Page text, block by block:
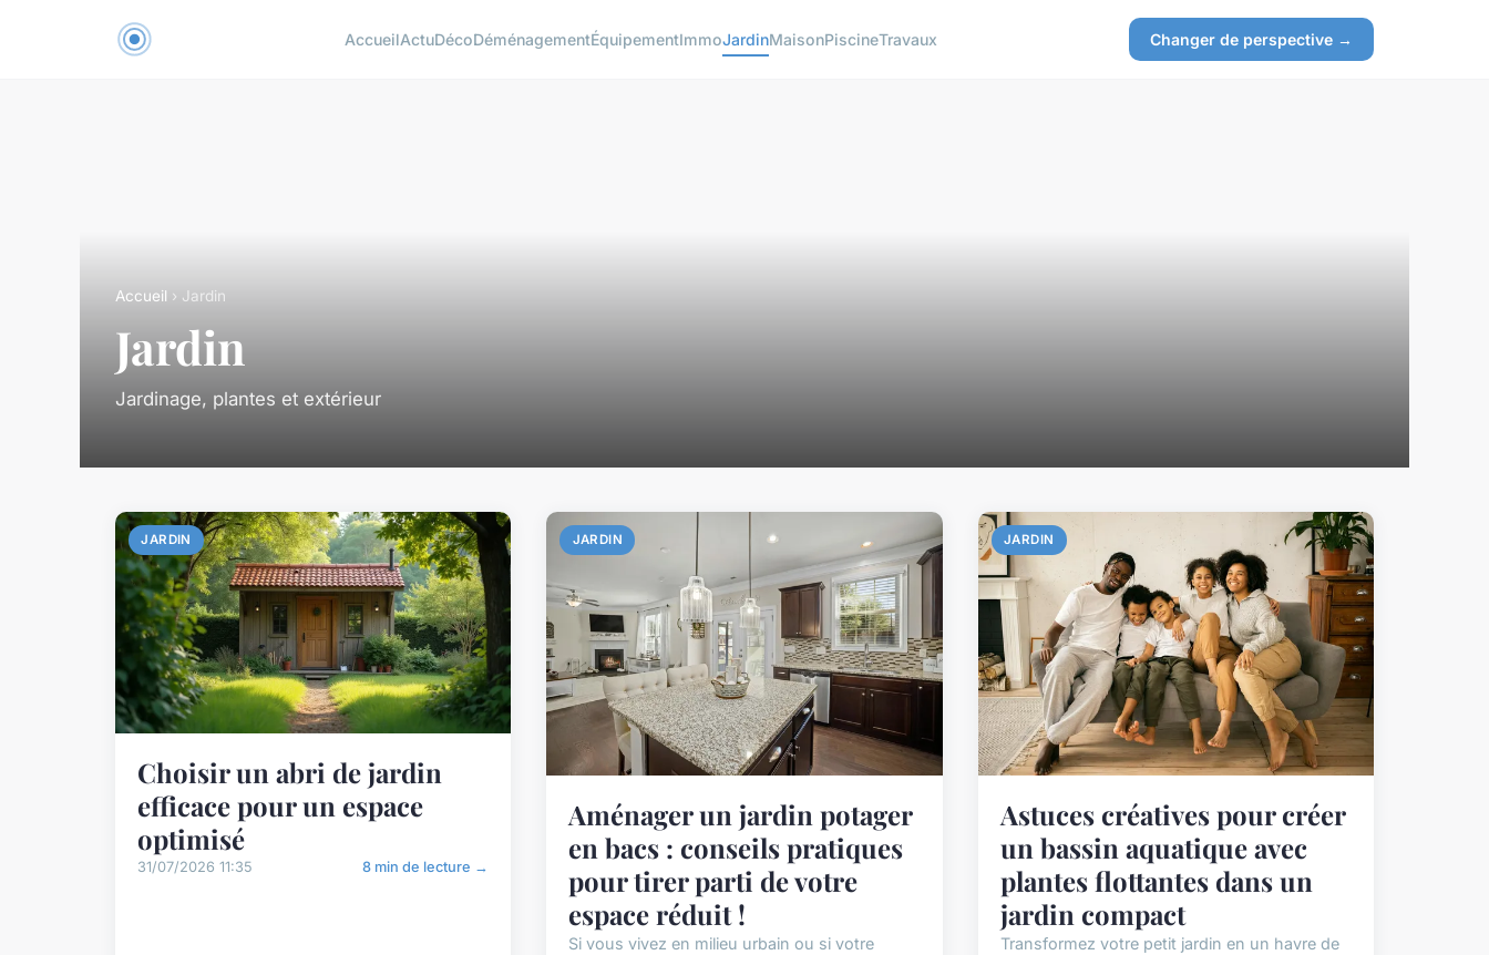
AccueilActuDécoDéménagementÉquipementImmoJardinMaisonPiscineTravaux Changer de perspective →
Accueil › Jardin
Jardin
Jardinage, plantes et extérieur
JARDIN
Choisir un abri de jardin
efficace pour un espace
optimisé
31/07/2026 11:35 8 min de lecture →
JARDIN
Aménager un jardin potager
en bacs : conseils pratiques
pour tirer parti de votre
espace réduit !
Si vous vivez en milieu urbain ou si votre
JARDIN
Astuces créatives pour créer
un bassin aquatique avec
plantes flottantes dans un
jardin compact
Transformez votre petit jardin en un havre de